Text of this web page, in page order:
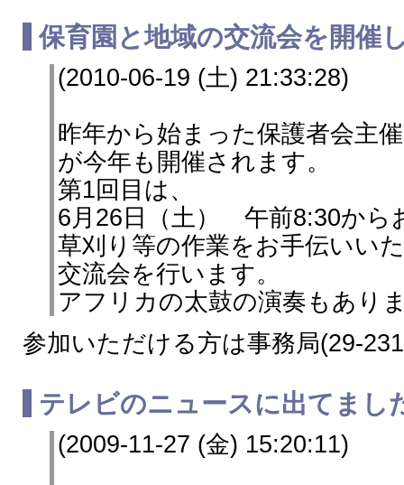
保育園と地域の交流会を開催
(2010-06-19 (土) 21:33:28)
昨年から始まった保護者会主
が今年も開催されます。
第1回目は、
6月26日（土） 午前8:30から
草刈り等の作業をお手伝いい
交流会を行います。
アフリカの太鼓の演奏もあり
参加いただける方は事務局(29-
テレビのニュースに出てまし
(2009-11-27 (金) 15:20:11)